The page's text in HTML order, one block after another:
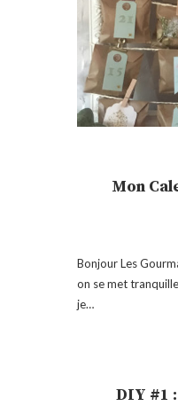
Mon
Bonjour Les
on se met
je…
DIY #1